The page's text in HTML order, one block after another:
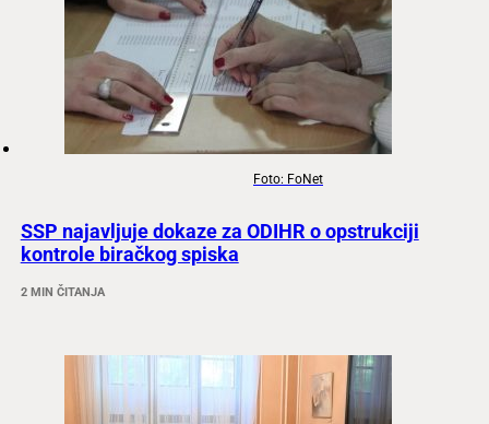
Foto: FoNet
SSP najavljuje dokaze za ODIHR o opstrukciji
kontrole biračkog spiska
2 MIN ČITANJA